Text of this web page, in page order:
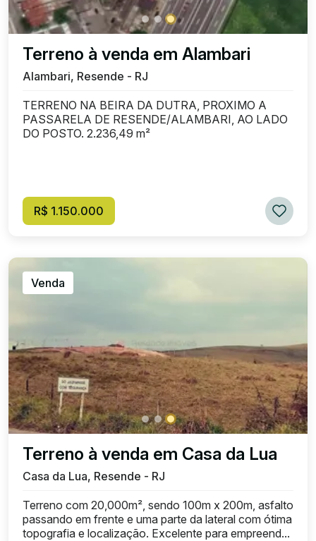
Terreno à venda em Alambari
Alambari, Resende - RJ
TERRENO NA BEIRA DA DUTRA, PROXIMO A
PASSARELA DE RESENDE/ALAMBARI, AO LADO
DO POSTO. 2.236,49 m²
R$ 1.150.000
Venda
Terreno à venda em Casa da Lua
Casa da Lua, Resende - RJ
Terreno com 20,000m², sendo 100m x 200m, asfalto
passando em frente e uma parte da lateral com ótima
topografia e localização. Excelente para empreend...